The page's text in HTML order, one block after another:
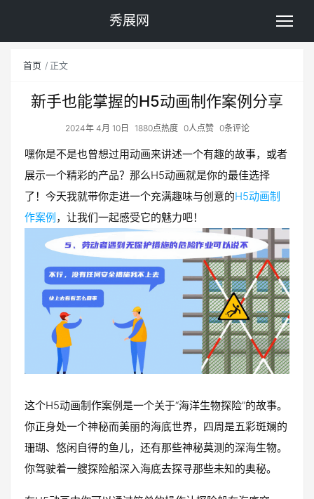
秀展网
首页 正文
新手也能掌握的H5动画制作案例分享
2024年 4月 10日 1880点热度 0人点赞 0条评论
嘿你是不是也曾想过用动画来讲述一个有趣的故事，或者
展示一个精彩的产品？那么H5动画就是你的最佳选择
了！今天我就带你走进一个充满趣味与创意的H5动画制
作案例，让我们一起感受它的魅力吧！
这个H5动画制作案例是一个关于“海洋生物探险”的故事。
你正身处一个神秘而美丽的海底世界，四周是五彩斑斓的
珊瑚、悠闲自得的鱼儿，还有那些神秘莫测的深海生物。
你驾驶着一艘探险船深入海底去探寻那些未知的奥秘。